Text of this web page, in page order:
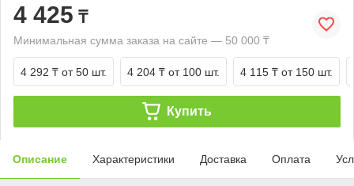
4 425 ₸
Минимальная сумма заказа на сайте — 50 000 ₸
4 292 ₸ от 50 шт. 4 204 ₸ от 100 шт. 4 115 ₸ от 150 шт.
Купить
Описание Характеристики Доставка Оплата